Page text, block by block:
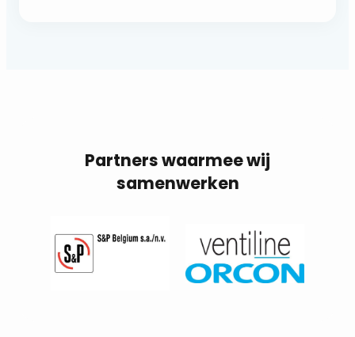
Partners waarmee wij
samenwerken